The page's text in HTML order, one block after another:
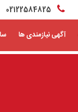
02122584825
آگهی نیازمندی ها